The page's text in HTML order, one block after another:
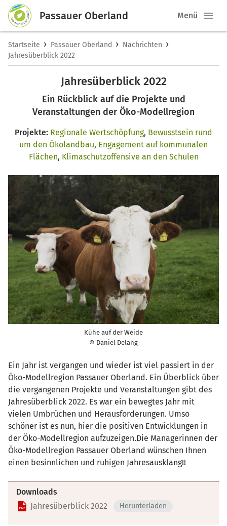
Passauer Oberland Menü
Startseite › Passauer Oberland › Nachrichten ›
Jahresüberblick 2022
Jahresüberblick 2022
Ein Rückblick auf die Projekte und
Veranstaltungen der Öko-Modellregion
Projekte: Regionale Wertschöpfung, Bewusstsein rund
um den Ökolandbau, Engagement auf kommunalen
Flächen, Klimaschutzoffensive an den Schulen
Kühe auf der Weide
© Daniel Delang
Ein Jahr ist vergangen und wieder ist viel passiert in der
Öko-Modellregion Passauer Oberland. Ein Überblick über
die vergangenen Projekte und Veranstaltungen gibt des
Jahresüberblick 2022. Es war ein bewegtes Jahr mit
vielen Umbrüchen und Herausforderungen. Umso
schöner ist es nun, hier die positiven Entwicklungen in
der Öko-Modellregion aufzuzeigen.Die Managerinnen der
Öko-Modellregion Passauer Oberland wünschen Ihnen
einen besinnlichen und ruhigen Jahresausklang!!
Downloads
Jahresüberblick 2022
Herunterladen